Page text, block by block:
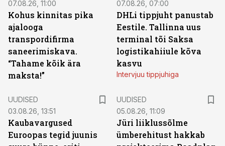
07.08.26, 11:00
Kohus kinnitas pika
ajalooga
transpordifirma
saneerimiskava.
“Tahame kõik ära
maksta!”
07.08.26, 07:00
DHLi tippjuht panustab
Eestile. Tallinna uus
terminal tõi Saksa
logistikahiiule kõva
kasvu
Intervjuu tippjuhiga
UUDISED
03.08.26, 13:51
Kaubavargused
Euroopas tegid juunis
UUDISED
05.08.26, 11:09
Jüri liiklussõlme
ümberehitust hakkab